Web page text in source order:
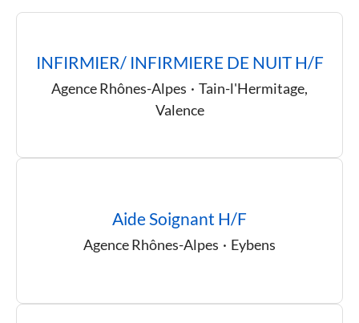
INFIRMIER/ INFIRMIERE DE NUIT H/F
Agence Rhônes-Alpes · Tain-l'Hermitage,
Valence
Aide Soignant H/F
Agence Rhônes-Alpes · Eybens